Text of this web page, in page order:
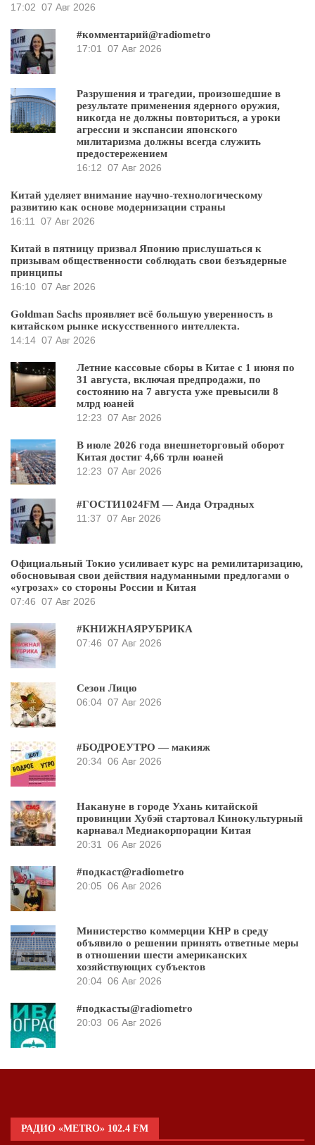
17:02 07 Авг 2026
#комментарий@radiometro
17:01 07 Авг 2026
Разрушения и трагедии, произошедшие в
результате применения ядерного оружия,
никогда не должны повториться, а уроки
агрессии и экспансии японского
милитаризма должны всегда служить
предостережением
16:12 07 Авг 2026
Китай уделяет внимание научно-технологическому
развитию как основе модернизации страны
16:11 07 Авг 2026
Китай в пятницу призвал Японию прислушаться к
призывам общественности соблюдать свои безъядерные
принципы
16:10 07 Авг 2026
Goldman Sachs проявляет всё большую уверенность в
китайском рынке искусственного интеллекта.
14:14 07 Авг 2026
Летние кассовые сборы в Китае с 1 июня по
31 августа, включая предпродажи, по
состоянию на 7 августа уже превысили 8
млрд юаней
12:23 07 Авг 2026
В июле 2026 года внешнеторговый оборот
Китая достиг 4,66 трлн юаней
12:23 07 Авг 2026
#ГОСТИ1024FM — Аида Отрадных
11:37 07 Авг 2026
Официальный Токио усиливает курс на ремилитаризацию,
обосновывая свои действия надуманными предлогами о
«угрозах» со стороны России и Китая
07:46 07 Авг 2026
#КНИЖНАЯРУБРИКА
07:46 07 Авг 2026
Сезон Лицю
06:04 07 Авг 2026
#БОДРОЕУТРО — макияж
20:34 06 Авг 2026
Накануне в городе Ухань китайской
провинции Хубэй стартовал Кинокультурный
карнавал Медиакорпорации Китая
20:31 06 Авг 2026
#подкаст@radiometro
20:05 06 Авг 2026
Министерство коммерции КНР в среду
объявило о решении принять ответные меры
в отношении шести американских
хозяйствующих субъектов
20:04 06 Авг 2026
#подкасты@radiometro
20:03 06 Авг 2026
РАДИО «METRO» 102.4 FM